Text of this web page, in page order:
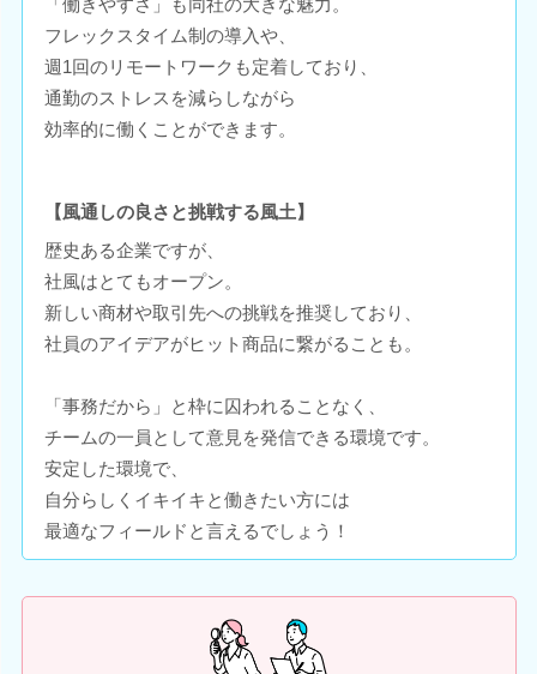
フレックスタイム制の導入や、
週1回のリモートワークも定着しており、
通勤のストレスを減らしながら
効率的に働くことができます。
【風通しの良さと挑戦する風土】
歴史ある企業ですが、
社風はとてもオープン。
新しい商材や取引先への挑戦を推奨しており、
社員のアイデアがヒット商品に繋がることも。
「事務だから」と枠に囚われることなく、
チームの一員として意見を発信できる環境です。
安定した環境で、
自分らしくイキイキと働きたい方には
最適なフィールドと言えるでしょう！